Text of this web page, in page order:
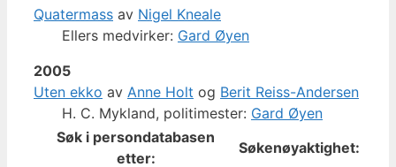
Quatermass av Nigel Kneale
Ellers medvirker: Gard Øyen
2005
Uten ekko av Anne Holt og Berit Reiss-Andersen
H. C. Mykland, politimester: Gard Øyen
Søk i persondatabasen
etter:
Søkenøyaktighet: